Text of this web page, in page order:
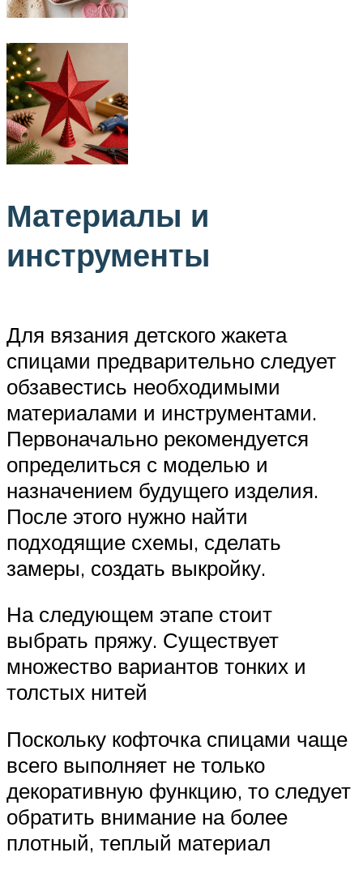
Материалы и
инструменты
Для вязания детского жакета
спицами предварительно следует
обзавестись необходимыми
материалами и инструментами.
Первоначально рекомендуется
определиться с моделью и
назначением будущего изделия.
После этого нужно найти
подходящие схемы, сделать
замеры, создать выкройку.
На следующем этапе стоит
выбрать пряжу. Существует
множество вариантов тонких и
толстых нитей
Поскольку кофточка спицами чаще
всего выполняет не только
декоративную функцию, то следует
обратить внимание на более
плотный, теплый материал